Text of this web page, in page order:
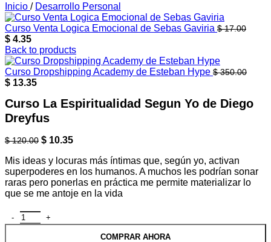
Inicio / Desarrollo Personal
Curso Venta Logica Emocional de Sebas Gaviria $17.00
El
precio
original
era:
$ 17.00.
$ 4.35El
precio
actual
es:
$ 4.35.
Back to products
Curso Dropshipping Academy de Esteban Hype $350.00
El
original
era:
$ 350.00.
$ 13.35El
actual
es:
$ 13.35.
Curso La Espiritualidad Segun Yo de Diego
Dreyfus
$120.00 El
original
era:
$ 120.00.
$ 10.35El
actual
es:
$ 10.35.
Mis ideas y locuras más íntimas que, según yo, activan
superpoderes en los humanos. A muchos les podrían sonar
raras pero ponerlas en práctica me permite materializar lo
que se me antoje en la vida
Curso La Espiritualidad Segun Yo de Diego Dreyfus cantidad
COMPRAR AHORA